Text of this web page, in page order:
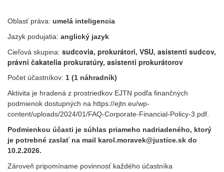
Oblasť práva: umelá inteligencia
Jazyk podujatia: anglický jazyk
Cieľová skupina: sudcovia, prokurátori, VSU, asistenti sudcov,
právni čakatelia prokuratúry, asistenti prokurátorov
Počet účastníkov: 1 (1 náhradník)
Aktivita je hradená z prostriedkov EJTN podľa finančných
podmienok dostupných na https://ejtn.eu/wp-
content/uploads/2024/01/FAQ-Corporate-Financial-Policy-3.pdf.
Podmienkou účasti je súhlas priameho nadriadeného, ktorý
je potrebné zaslať na mail karol.moravek@justice.sk do
10.2.2026.
Zároveň pripomíname povinnosť každého účastníka